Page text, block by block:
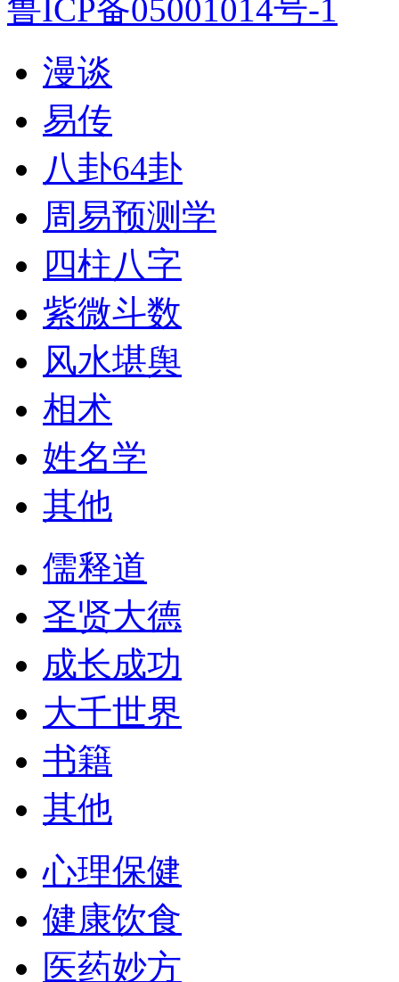
鲁ICP备05001014号-1
漫谈
易传
八卦64卦
周易预测学
四柱八字
紫微斗数
风水堪舆
相术
姓名学
其他
儒释道
圣贤大德
成长成功
大千世界
书籍
其他
心理保健
健康饮食
医药妙方